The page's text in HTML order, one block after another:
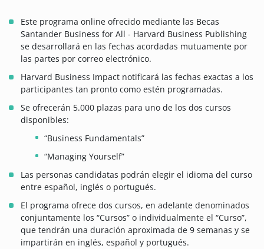
Este programa online ofrecido mediante las Becas
Santander Business for All - Harvard Business Publishing
se desarrollará en las fechas acordadas mutuamente por
las partes por correo electrónico.
Harvard Business Impact notificará las fechas exactas a los
participantes tan pronto como estén programadas.
Se ofrecerán 5.000 plazas para uno de los dos cursos
disponibles:
“Business Fundamentals”
“Managing Yourself”
Las personas candidatas podrán elegir el idioma del curso
entre español, inglés o portugués.
El programa ofrece dos cursos, en adelante denominados
conjuntamente los “Cursos” o individualmente el “Curso”,
que tendrán una duración aproximada de 9 semanas y se
impartirán en inglés, español y portugués.